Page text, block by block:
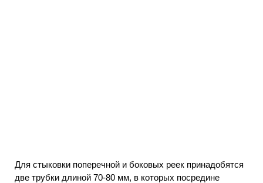
Для стыковки поперечной и боковых реек принадобятся
две трубки длиной 70-80 мм, в которых посредине